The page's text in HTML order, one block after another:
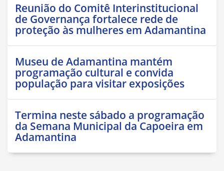
Reunião do Comitê Interinstitucional
de Governança fortalece rede de
proteção às mulheres em Adamantina
Museu de Adamantina mantém
programação cultural e convida
população para visitar exposições
Termina neste sábado a programação
da Semana Municipal da Capoeira em
Adamantina